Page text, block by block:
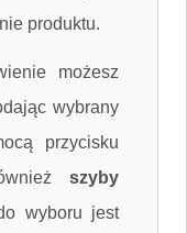
produktu.
możesz
wybrany
przycisku
szyby
wyboru jest